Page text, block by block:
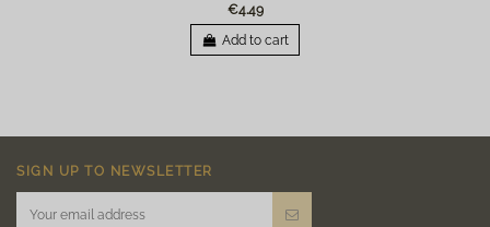
€4.49
Add to cart
SIGN UP TO NEWSLETTER